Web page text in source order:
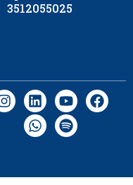
3512055025